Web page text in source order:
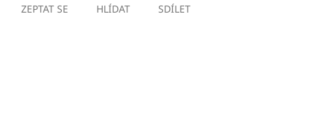
ZEPTAT SE HLÍDAT SDÍLET